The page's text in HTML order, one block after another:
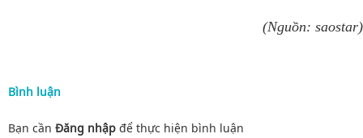
(Nguồn: saostar)
Bình luận
Bạn cần Đăng nhập để thực hiện bình luận